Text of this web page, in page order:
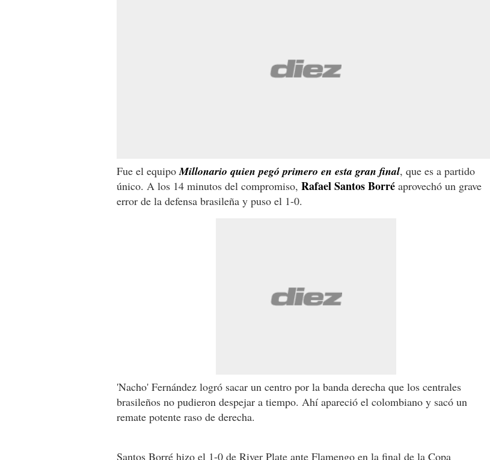
Fue el equipo Millonario quien pegó primero en esta gran final, que es a partido
único. A los 14 minutos del compromiso, Rafael Santos Borré aprovechó un grave
error de la defensa brasileña y puso el 1-0.
'Nacho' Fernández logró sacar un centro por la banda derecha que los centrales
brasileños no pudieron despejar a tiempo. Ahí apareció el colombiano y sacó un
remate potente raso de derecha.
Santos Borré hizo el 1-0 de River Plate ante Flamengo en la final de la Copa